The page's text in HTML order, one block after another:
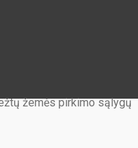
žemės pirkimo sąlygų